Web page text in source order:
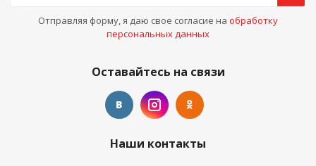
Отправляя форму, я даю свое согласие на обработку
персональных данных
Оставайтесь на связи
Наши контакты